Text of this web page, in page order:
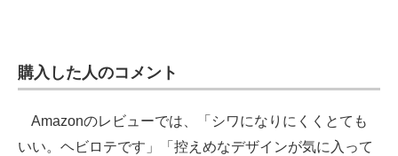
購入した人のコメント
Amazonのレビューでは、「シワになりにくくとても
いい。ヘビロテです」「控えめなデザインが気に入って